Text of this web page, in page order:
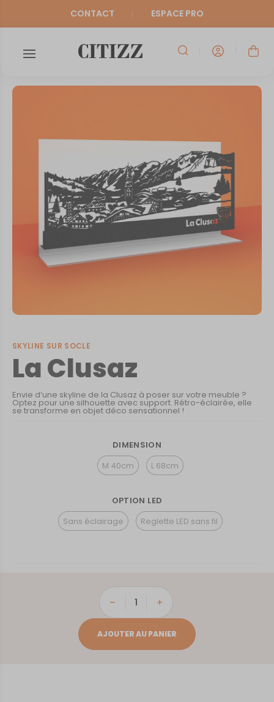
CONTACT ESPACE PRO
SKYLINE SUR SOCLE
La Clusaz
Envie d’une skyline de la Clusaz à poser sur votre meuble ?
Optez pour une silhouette avec support. Rétro-éclairée, elle
se transforme en objet déco sensationnel !
DIMENSION
M 40cm
L 68cm
OPTION LED
Sans éclairage
Reglette LED sans fil
quantité
La
AJOUTER AU PANIER